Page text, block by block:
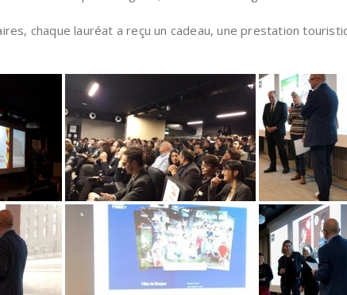
chaque lauréat a reçu un cadeau, une prestation